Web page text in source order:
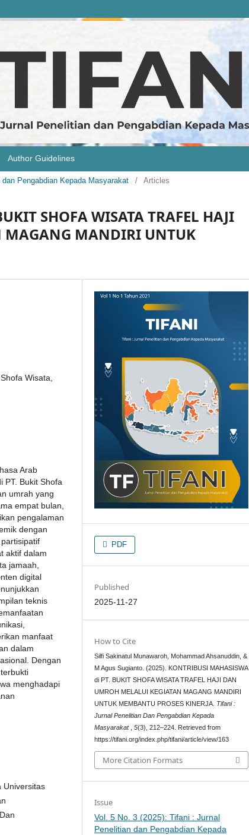
Author Guidelines
Pengabdian Kepada Masyarakat / Articles
SHOFA WISATA TRAFEL HAJI
MAGANG MANDIRI UNTUK
Wisata,
Arab
PT. Bukit Shofa
umrah yang
empat bulan,
pengalaman
dengan
aktif dalam
jamaah,
digital
teknis
manfaat
dalam
Dengan
menghadapi
Universitas
PDF
Published
2025-11-27
How to Cite
Silfi Sakinatul Munawaroh, Mohammad Ahsanuddin, &
M Agus Sugianto. (2025). KONTRIBUSI MAHASISWA
di PT. BUKIT SHOFA WISATA TRAFEL HAJI DAN
UMROH MELALUI KEGIATAN MAGANG MANDIRI
UNTUK MEMBANTU PROSES KINERJA. Tifani :
Jurnal Penelitian Dan Pengabdian Kepada
Masyarakat
,5(3), 212–224. Retrieved from
https://tifani.org/index.php/tifani/article/view/163
More Citation Formats
Issue
Vol. 5 No. 3 (2025): Tifani : Jurnal
Penelitian dan Pengabdian Kepada